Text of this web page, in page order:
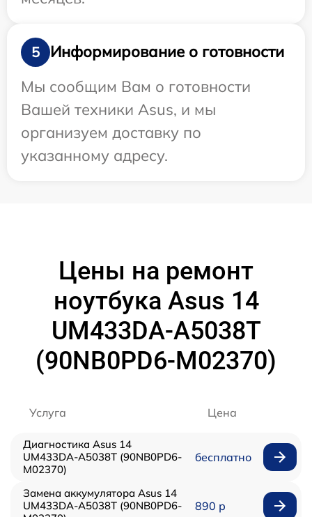
5
Информирование о готовности
Мы сообщим Вам о готовности
Вашей техники Asus, и мы
организуем доставку по
указанному адресу.
Цены на ремонт
ноутбука Asus 14
UM433DA-A5038T
(90NB0PD6-M02370)
Услуга Цена
Диагностика Asus 14
UM433DA-A5038T (90NB0PD6-
M02370)
бесплатно
Замена аккумулятора Asus 14
UM433DA-A5038T (90NB0PD6-
890 р